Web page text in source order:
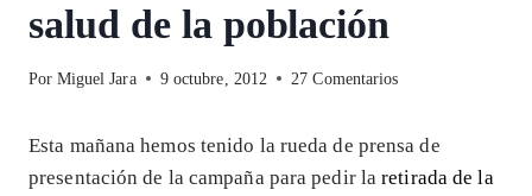
salud de la población
Por Miguel Jara 9 octubre, 2012 27 Comentarios
Esta mañana hemos tenido la rueda de prensa de
presentación de la campaña para pedir laretirada de la